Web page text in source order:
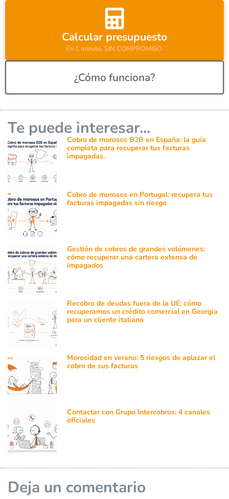
:
Calcular presupuesto
En 1 minuto, SIN COMPROMISO.
¿Cómo funciona?
Te puede interesar...
Cobro de morosos B2B en España: la guía
completa para recuperar tus facturas
impagadas.
Cobro de morosos en Portugal: recupera tus
facturas impagadas sin riesgo
Gestión de cobros de grandes volúmenes:
cómo recuperar una cartera extensa de
impagados
Recobro de deudas fuera de la UE: cómo
recuperamos un crédito comercial en Georgia
para un cliente italiano
Morosidad en verano: 5 riesgos de aplazar el
cobro de sus facturas
Contactar con Grupo Intercobros: 4 canales
oficiales
Deja un comentario